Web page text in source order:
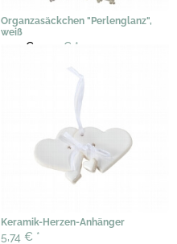
Organzasäckchen "Perlenglanz",
weiß
0,72 € 0,53 € *
Keramik-Herzen-Anhänger
5,74 € *